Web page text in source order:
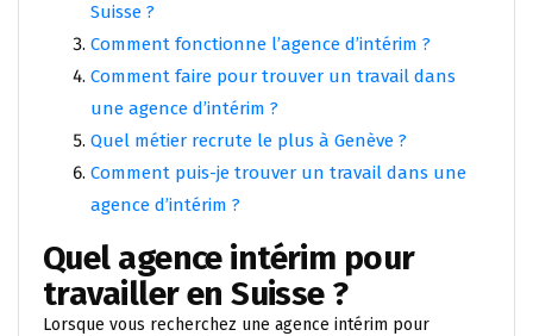
Suisse ?
Comment fonctionne l’agence d’intérim ?
Comment faire pour trouver un travail dans
une agence d’intérim ?
Quel métier recrute le plus à Genève ?
Comment puis-je trouver un travail dans une
agence d’intérim ?
Quel agence intérim pour
travailler en Suisse ?
Lorsque vous recherchez une agence intérim pour